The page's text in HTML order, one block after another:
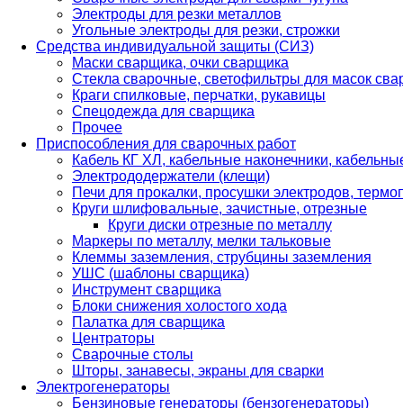
Электроды для резки металлов
Угольные электроды для резки, строжки
Средства индивидуальной защиты (СИЗ)
Маски сварщика, очки сварщика
Стекла сварочные, светофильтры для масок
Краги спилковые, перчатки, рукавицы
Спецодежда для сварщика
Прочее
Приспособления для сварочных работ
Кабель КГ ХЛ, кабельные наконечники,
Электрододержатели (клещи)
Печи для прокалки, просушки электродов,
Круги шлифовальные, зачистные, отрезные
Круги диски отрезные по металлу
Маркеры по металлу, мелки тальковые
Клеммы заземления, струбцины заземления
УШС (шаблоны сварщика)
Инструмент сварщика
Блоки снижения холостого хода
Палатка для сварщика
Центраторы
Сварочные столы
Шторы, занавесы, экраны для сварки
Электрогенераторы
Бензиновые генераторы (бензогенераторы)